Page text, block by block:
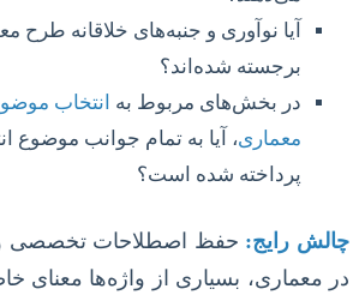
آیا نوآوری و جنبه‌های خلاقانه طرح
برجسته شده‌اند؟
در بخش‌های مربوط به انتخاب
معماری، آیا به تمام جوانب موضوع
پرداخته شده است؟
چالش رایج: حفظ اصطلاحات تخصصی و
در معماری، بسیاری از واژه‌ها معنای